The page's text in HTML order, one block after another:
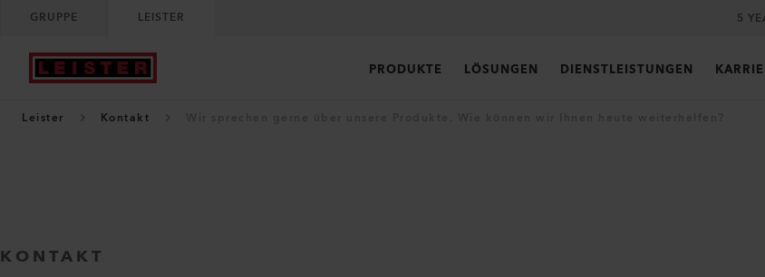
GRUPPE LEISTER 5
PRODUKTE LÖSUNGEN DIENSTLEISTUNGEN
Leister Kontakt
KONTAKT